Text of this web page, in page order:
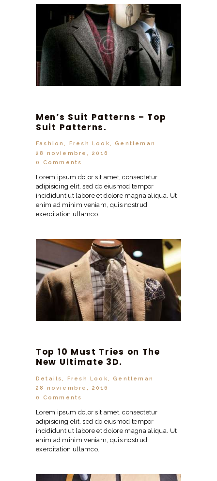
Men’s Suit Patterns – Top
Suit Patterns.
Fashion, Fresh Look,Gentleman
28 noviembre, 2016
0
Comments
Lorem ipsum dolor sit amet, consectetur
adipisicing elit, sed do eiusmod tempor
incididunt ut labore et dolore magna aliqua. Ut
enim ad minim veniam, quis nostrud
exercitation ullamco.
Top 10 Must Tries on The
New Ultimate 3D.
Details, Fresh Look,Gentleman
28 noviembre, 2016
0
Comments
Lorem ipsum dolor sit amet, consectetur
adipisicing elit, sed do eiusmod tempor
incididunt ut labore et dolore magna aliqua. Ut
enim ad minim veniam, quis nostrud
exercitation ullamco.